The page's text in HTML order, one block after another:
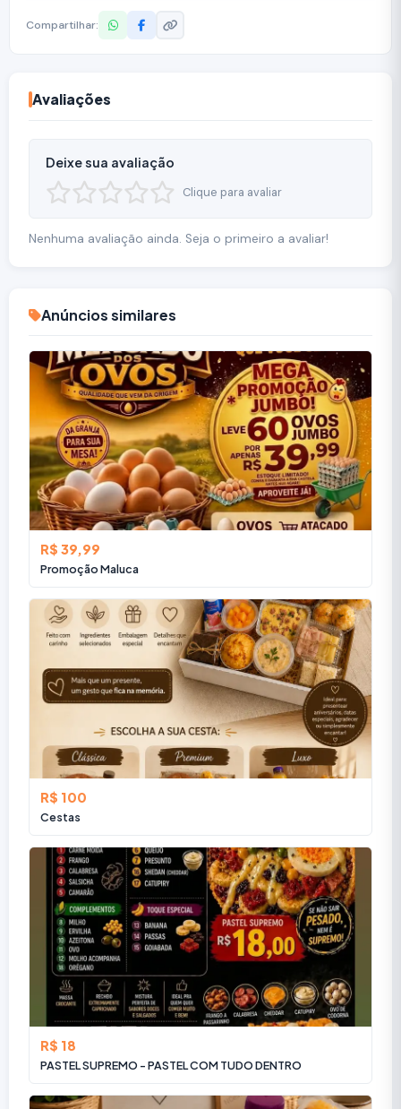
Compartilhar:
Avaliações
Deixe sua avaliação
Clique para avaliar
Nenhuma avaliação ainda. Seja o primeiro a avaliar!
Anúncios similares
R$ 39,99
Promoção Maluca
R$ 100
Cestas
R$ 18
PASTEL SUPREMO - PASTEL COM TUDO DENTRO